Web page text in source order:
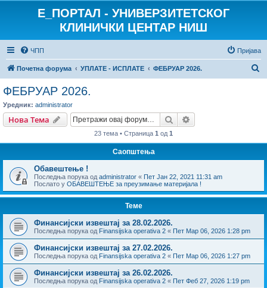
E_ПОРТАЛ - УНИВЕРЗИТЕТСКОГ
КЛИНИЧКИ ЦЕНТАР НИШ
ЧПП Пријава
Почетна форума УПЛАТЕ - ИСПЛАТЕ ФЕБРУАР 2026.
ФЕБРУАР 2026.
Уредник: administrator
Нова Тема Претрага
23 тема • Страница 1 од 1
Саопштења
Обавештење !
Последња порука од administrator « Пет Јан 22, 2021 11:31 am
Послато у ОБАВЕШТЕЊЕ за преузимање материјала !
Теме
Финансијски извештај за 28.02.2026.
Последња порука од Finansijska operativa 2 « Пет Мар 06, 2026 1:28 pm
Финансијски извештај за 27.02.2026.
Последња порука од Finansijska operativa 2 « Пет Мар 06, 2026 1:27 pm
Финансијски извештај за 26.02.2026.
Последња порука од Finansijska operativa 2 « Пет Феб 27, 2026 1:19 pm